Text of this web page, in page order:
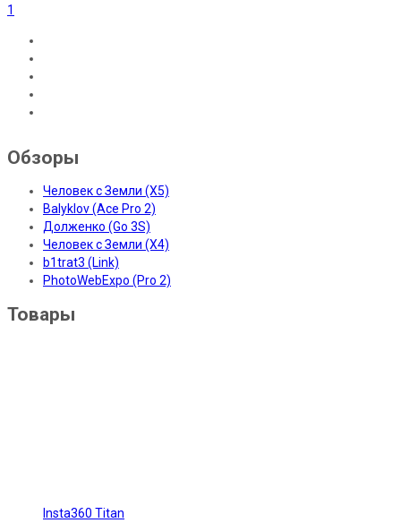
1
Обзоры
Человек с Земли (X5)
Balyklov (Ace Pro 2)
Долженко (Go 3S)
Человек с Земли (X4)
b1trat3 (Link)
PhotoWebExpo (Pro 2)
Товары
Insta360 Titan